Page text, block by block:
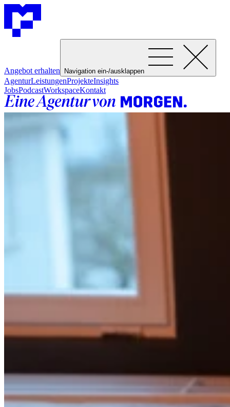
Angebot erhalten Navigation ein-/ausklappen
AgenturLeistungenProjekteInsights
JobsPodcastWorkspaceKontakt